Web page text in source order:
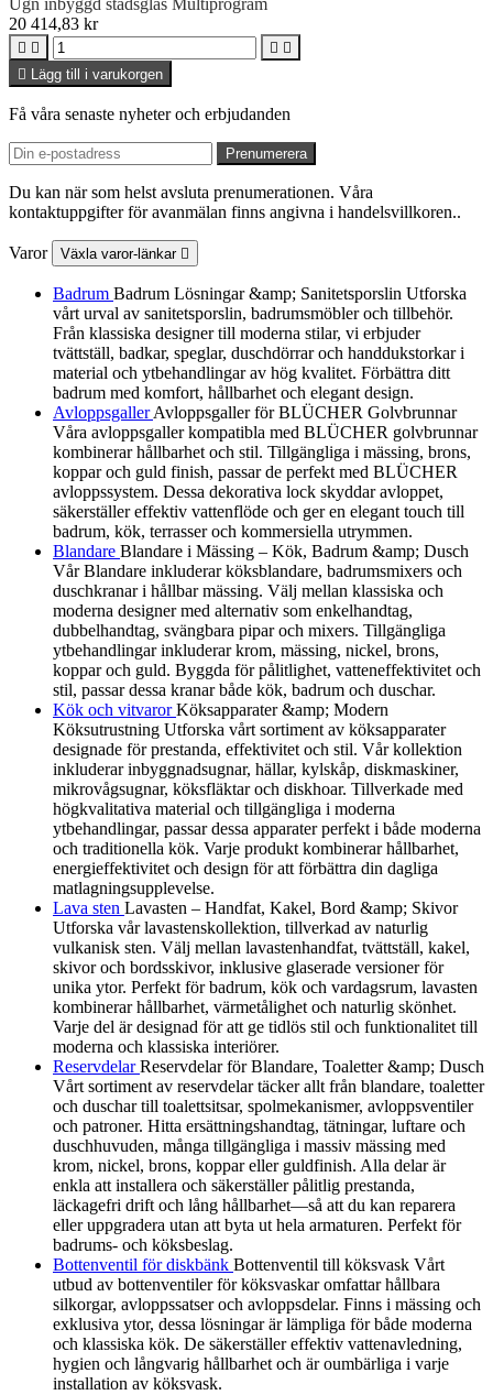
Ugn inbyggd stadsglas Multiprogram
20 414,83 kr
   
 Lägg till i varukorgen
Få våra senaste nyheter och erbjudanden
Du kan när som helst avsluta prenumerationen. Våra
kontaktuppgifter för avanmälan finns angivna i handelsvillkoren..
Varor Växla varor-länkar 
Badrum Badrum Lösningar &amp; Sanitetsporslin Utforska
vårt urval av sanitetsporslin, badrumsmöbler och tillbehör.
Från klassiska designer till moderna stilar, vi erbjuder
tvättställ, badkar, speglar, duschdörrar och handdukstorkar i
material och ytbehandlingar av hög kvalitet. Förbättra ditt
badrum med komfort, hållbarhet och elegant design.
AvloppsgallerAvloppsgaller för BLÜCHER Golvbrunnar
Våra avloppsgaller kompatibla med BLÜCHER golvbrunnar
kombinerar hållbarhet och stil. Tillgängliga i mässing, brons,
koppar och guld finish, passar de perfekt med BLÜCHER
avloppssystem. Dessa dekorativa lock skyddar avloppet,
säkerställer effektiv vattenflöde och ger en elegant touch till
badrum, kök, terrasser och kommersiella utrymmen.
Blandare Blandare i Mässing – Kök, Badrum &amp; Dusch
Vår Blandare inkluderar köksblandare, badrumsmixers och
duschkranar i hållbar mässing. Välj mellan klassiska och
moderna designer med alternativ som enkelhandtag,
dubbelhandtag, svängbara pipar och mixers. Tillgängliga
ytbehandlingar inkluderar krom, mässing, nickel, brons,
koppar och guld. Byggda för pålitlighet, vatteneffektivitet och
stil, passar dessa kranar både kök, badrum och duschar.
Kök och vitvarorKöksapparater &amp; Modern
Köksutrustning Utforska vårt sortiment av köksapparater
designade för prestanda, effektivitet och stil. Vår kollektion
inkluderar inbyggnadsugnar, hällar, kylskåp, diskmaskiner,
mikrovågsugnar, köksfläktar och diskhoar. Tillverkade med
högkvalitativa material och tillgängliga i moderna
ytbehandlingar, passar dessa apparater perfekt i både moderna
och traditionella kök. Varje produkt kombinerar hållbarhet,
energieffektivitet och design för att förbättra din dagliga
matlagningsupplevelse.
Lava sten Lavasten – Handfat, Kakel, Bord &amp; Skivor
Utforska vår lavastenskollektion, tillverkad av naturlig
vulkanisk sten. Välj mellan lavastenhandfat, tvättställ, kakel,
skivor och bordsskivor, inklusive glaserade versioner för
unika ytor. Perfekt för badrum, kök och vardagsrum, lavasten
kombinerar hållbarhet, värmetålighet och naturlig skönhet.
Varje del är designad för att ge tidlös stil och funktionalitet till
moderna och klassiska interiörer.
ReservdelarReservdelar för Blandare, Toaletter &amp; Dusch
Vårt sortiment av reservdelar täcker allt från blandare, toaletter
och duschar till toalettsitsar, spolmekanismer, avloppsventiler
och patroner. Hitta ersättningshandtag, tätningar, luftare och
duschhuvuden, många tillgängliga i massiv mässing med
krom, nickel, brons, koppar eller guldfinish. Alla delar är
enkla att installera och säkerställer pålitlig prestanda,
läckagefri drift och lång hållbarhet—så att du kan reparera
eller uppgradera utan att byta ut hela armaturen. Perfekt för
badrums- och köksbeslag.
Bottenventil för diskbänk Bottenventil till köksvask Vårt
utbud av bottenventiler för köksvaskar omfattar hållbara
silkorgar, avloppssatser och avloppsdelar. Finns i mässing och
exklusiva ytor, dessa lösningar är lämpliga för både moderna
och klassiska kök. De säkerställer effektiv vattenavledning,
hygien och långvarig hållbarhet och är oumbärliga i varje
installation av köksvask.